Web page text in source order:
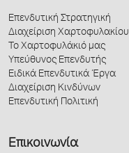
Επενδυτική Στρατηγική
Διαχείριση Χαρτοφυλακίου
Το Χαρτοφυλάκιό μας
Υπεύθυνος Επενδυτής
Ειδικά Επενδυτικά Έργα
Διαχείριση Κινδύνων
Επενδυτική Πολιτική
Επικοινωνία